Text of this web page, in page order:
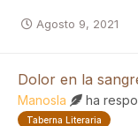
Agosto 9, 2021
Dolor en la
Manosla ha
Taberna Literaria